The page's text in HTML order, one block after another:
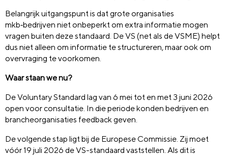
Belangrijk uitgangspunt is dat grote organisaties
mkb‑bedrijven niet onbeperkt om extra informatie mogen
vragen buiten deze standaard. De VS (net als de VSME) helpt
dus niet alleen om informatie te structureren, maar ook om
overvraging te voorkomen.
Waar staan we nu?
De Voluntary Standard lag van 6 mei tot en met 3 juni 2026
open voor consultatie. In die periode konden bedrijven en
brancheorganisaties feedback geven.
De volgende stap ligt bij de Europese Commissie. Zij moet
vóór 19 juli 2026 de VS-standaard vaststellen. Als dit is